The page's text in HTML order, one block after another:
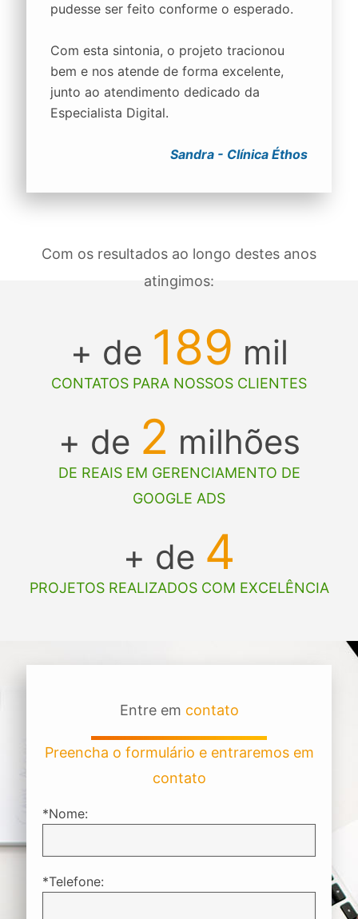
pudesse ser feito conforme o esperado.
Com esta sintonia, o projeto tracionou
bem e nos atende de forma excelente,
junto ao atendimento dedicado da
Especialista Digital.
Sandra - Clínica Éthos
Com os resultados ao longo destes anos
atingimos:
+ de 189 mil
CONTATOS PARA NOSSOS CLIENTES
+ de 2 milhões
DE REAIS EM GERENCIAMENTO DE
GOOGLE ADS
+ de 4
PROJETOS REALIZADOS COM EXCELÊNCIA
Entre em contato
Preencha o formulário e entraremos em
contato
*Nome:
*Telefone: